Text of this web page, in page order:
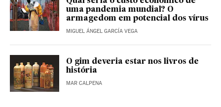
uma pandemia mundial? O
armagedom em potencial dos vírus
MIGUEL ÁNGEL GARCÍA VEGA
O gim deveria estar nos livros de
história
MAR CALPENA